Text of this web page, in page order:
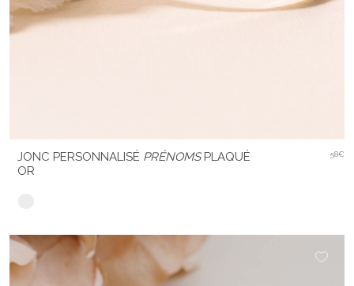
JONC PERSONNALISÉ PRÉNOMSPLAQUÉ
OR
58€